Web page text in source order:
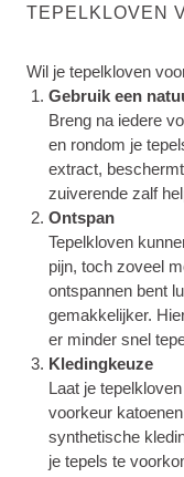
TEPELKLOVEN
Wil je tepelkloven
Gebruik een
Breng na iedere
en rondom je
extract,
zuiverende zalf
Ontspan
Tepelkloven
pijn, toch zoveel
ontspannen bent
gemakkelijker.
er minder snel
Kledingkeuze
Laat je
voorkeur
synthetische
je tepels te